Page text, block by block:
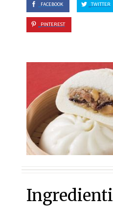
FACEBOOK TWITTER
PINTEREST
Ingredienti